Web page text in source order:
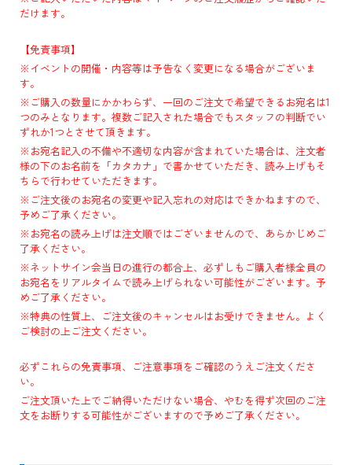
だけます。
【免責事項】
※イベントの開催・内容等は予告なく変更になる場合がございま
す。
※ご購入の数量にかかわらず、一回のご注文で希望できるお宛名は1
つのみとなります。複数ご記入された場合でもスタッフの判断でい
ずれか1つとさせて頂きます。
※お宛名記入の不備や不適切な内容が含まれていた場合は、注文者
様の下のお名前を「カタカナ」で書かせていただき、読み上げもそ
ちらで行わせていただきます。
※ご注文後のお宛名の変更や記入忘れの対応はできかねますので、
予めご了承ください。
※お宛名の読み上げは注文順ではございませんので、あらかじめご
了承ください。
※ネットサイン会当日の進行の都合上、必ずしもご購入者様全員の
お宛名をリアルタイムで読み上げられない可能性がございます。予
めご了承ください。
※特典の性質上、ご注文後のキャンセルはお受けできません。よく
ご検討の上ご注文ください。
必ずこれらの免責事項、ご注意事項をご確認のうえご注文くださ
い。
ご注文頂いた上でご納得いただけない場合、やむを得ず次回のご注
文をお断りする可能性がございますので予めご了承ください。